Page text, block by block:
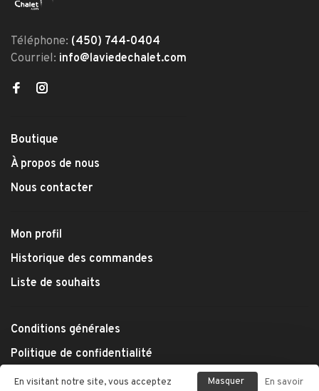
Téléphone: (450) 744-0404
Courriel: info@laviedechalet.com
Boutique
À propos de nous
Nous contacter
Mon profil
Historique des commandes
Liste de souhaits
Conditions générales
Politique de confidentialité
Modes de paiement
En visitant notre site, vous acceptez Masquer En savoir